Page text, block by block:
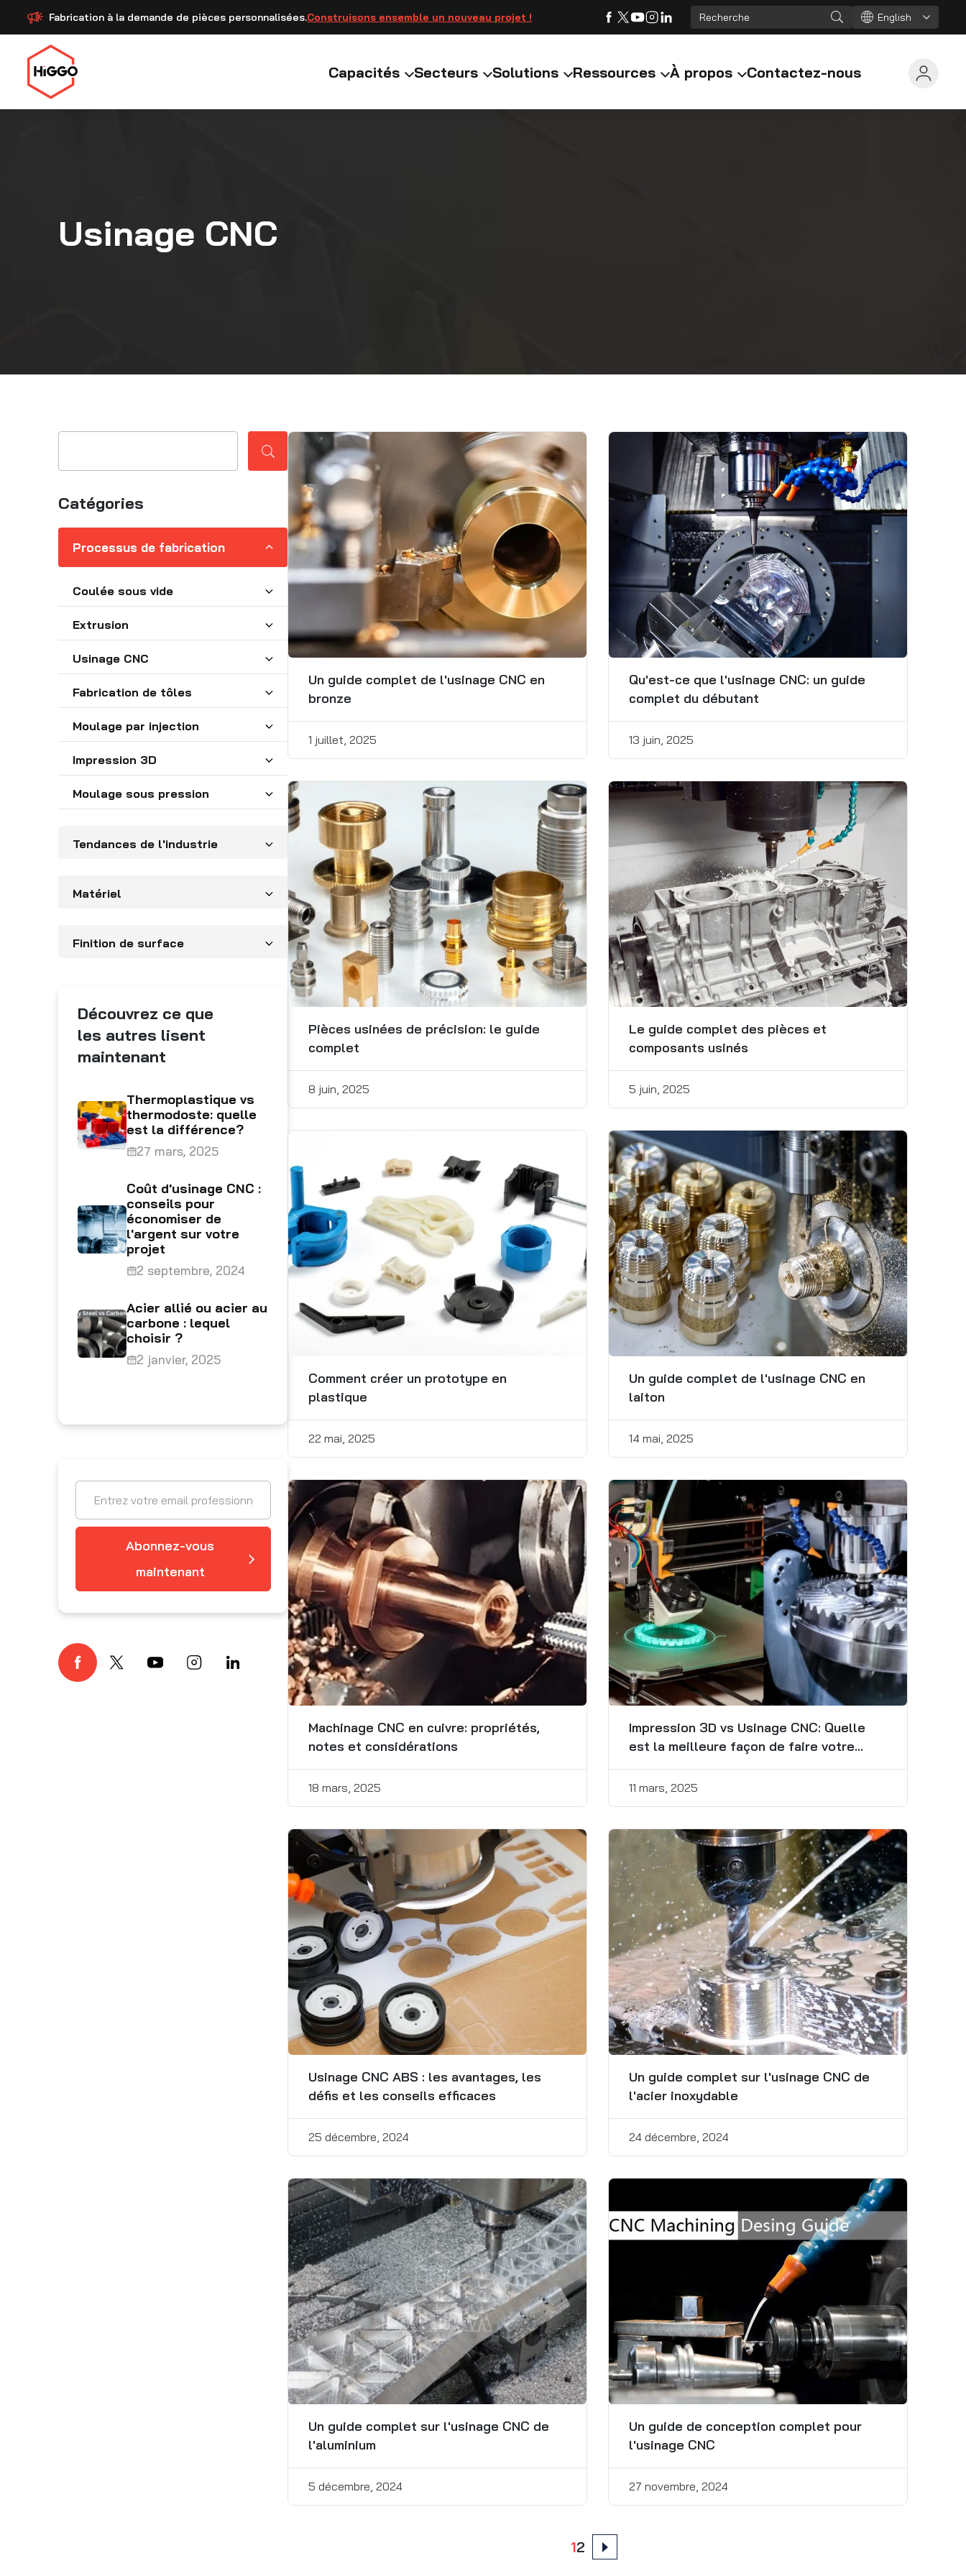
Fabrication à la demande de pièces personnalisées.Construisons ensemble un nouveau projet ! English
Capacités Secteurs Solutions Ressources À propos Contactez-nous
Usinage CNC
Catégories
Processus de fabrication
Coulée sous vide
Extrusion
Usinage CNC
Fabrication de tôles
Moulage par injection
Impression 3D
Moulage sous pression
Tendances de l'industrie
Matériel
Finition de surface
Découvrez ce que
les autres lisent
maintenant
Thermoplastique vs
thermodoste: quelle
est la différence?
27 mars, 2025
Coût d'usinage CNC :
conseils pour
économiser de
l'argent sur votre
projet
2 septembre, 2024
Acier allié ou acier au
carbone : lequel
choisir ?
2 janvier, 2025
Qu'est-ce que
comment peut-elle
30 novembre, 2024
Types de fixations et
leurs utilisations
6 décembre, 2024
Coût de l’anodisation
de l’aluminium :
facteurs clés et
conseils pour
économiser
Abonnez-vous
maintenant
Un guide complet de l'usinage CNC en
bronze
1 juillet, 2025
Qu'est-ce que l'usinage CNC: un guide
complet du débutant
13 juin, 2025
Pièces usinées de précision: le guide
complet
8 juin, 2025
Le guide complet des pièces et
composants usinés
5 juin, 2025
Comment créer un prototype en
plastique
22 mai, 2025
Un guide complet de l'usinage CNC en
laiton
14 mai, 2025
Machinage CNC en cuivre: propriétés,
notes et considérations
18 mars, 2025
Impression 3D vs Usinage CNC: Quelle
est la meilleure façon de faire votre
pièce?
11 mars, 2025
Usinage CNC ABS : les avantages, les
défis et les conseils efficaces
25 décembre, 2024
Un guide complet sur l'usinage CNC de
l'acier inoxydable
24 décembre, 2024
Un guide complet sur l'usinage CNC de
l'aluminium
5 décembre, 2024
Un guide de conception complet pour
l'usinage CNC
27 novembre, 2024
12